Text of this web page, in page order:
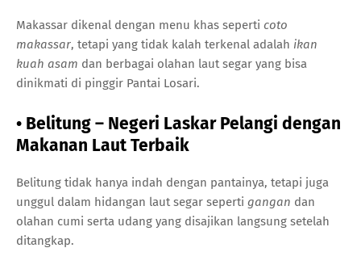
Makassar dikenal dengan menu khas seperti coto
makassar, tetapi yang tidak kalah terkenal adalah ikan
kuah asam dan berbagai olahan laut segar yang bisa
dinikmati di pinggir Pantai Losari.
• Belitung – Negeri Laskar Pelangi dengan
Makanan Laut Terbaik
Belitung tidak hanya indah dengan pantainya, tetapi juga
unggul dalam hidangan laut segar seperti gangan dan
olahan cumi serta udang yang disajikan langsung setelah
ditangkap.